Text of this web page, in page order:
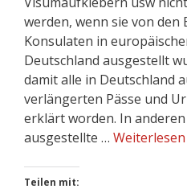
werden, wenn sie von
Konsulaten in
Deutschland ausgestellt
damit alle in Deutschland
verlängerten Pässe und
erklärt worden. In
ausgestellte … Weiterlesen
Teilen mit: